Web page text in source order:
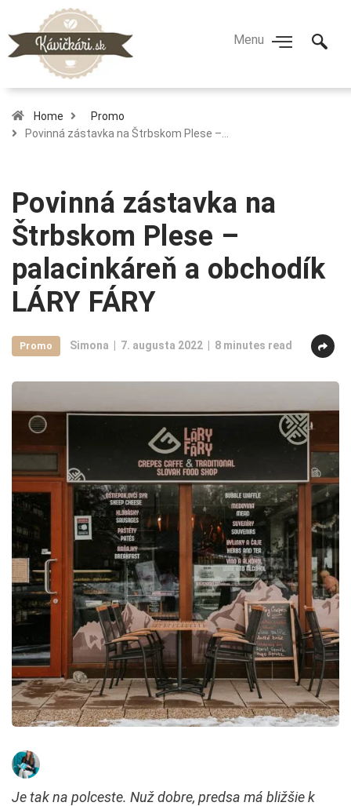
Home
Promo
Povinná zástavka na Štrbskom Plese –…
Povinná zástavka na
Štrbskom Plese –
palacinkáreň a obchodík
LÁRY FÁRY
Promo Simona 7. augusta 2022 8 minutes read
Je tak na polceste. Nuž dobre, predsa má bližšie k